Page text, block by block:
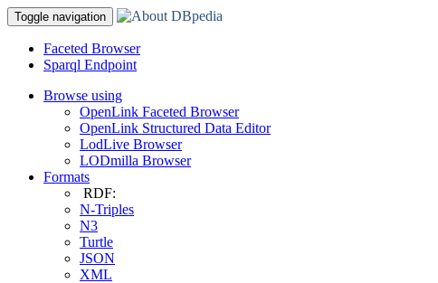
Toggle navigation
Faceted Browser
Sparql Endpoint
Browse using
OpenLink Faceted Browser
OpenLink Structured Data Editor
LodLive Browser
LODmilla Browser
Formats
RDF:
N-Triples
N3
Turtle
JSON
XML